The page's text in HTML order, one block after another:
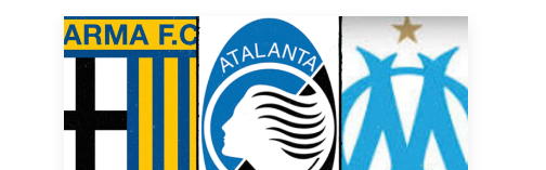
Asllani
dell’Inter
a
centrocampo